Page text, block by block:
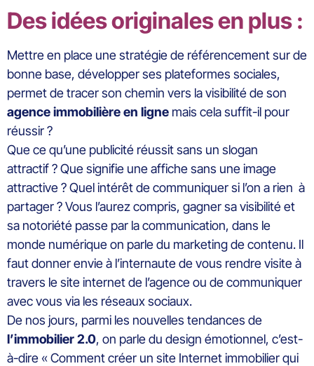
Des idées originales en plus :
Mettre en place une stratégie de référencement sur de
bonne base, développer ses plateformes sociales,
permet de tracer son chemin vers la visibilité de son
agence immobilière en ligne mais cela suffit-il pour
réussir ?
Que ce qu’une publicité réussit sans un slogan
attractif ? Que signifie une affiche sans une image
attractive ? Quel intérêt de communiquer si l’on a rien à
partager ? Vous l’aurez compris, gagner sa visibilité et
sa notoriété passe par la communication, dans le
monde numérique on parle du marketing de contenu. Il
faut donner envie à l’internaute de vous rendre visite à
travers le site internet de l’agence ou de communiquer
avec vous via les réseaux sociaux.
De nos jours, parmi les nouvelles tendances de
l’immobilier 2.0, on parle du design émotionnel, c’est-
à-dire « Comment créer un site Internet immobilier qui